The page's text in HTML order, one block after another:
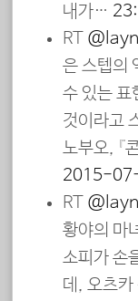
내가…
RT
은 스텝의
수 있는 표
것이라고
노부오, 『
2015-
RT
황야의 마
소피가 손
데, 오츠카